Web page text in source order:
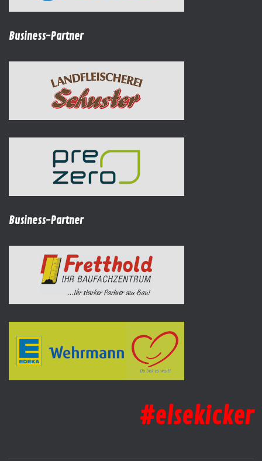
Business-Partner
Business-Partner
#elsekicker